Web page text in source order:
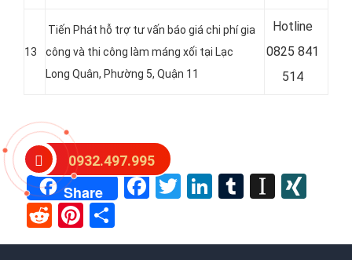
13
Tiến Phát hỗ trợ tư vấn báo giá chi phí gia
công và thi công làm máng xối tại Lạc
Long Quân, Phường 5, Quận 11
Hotline
0825 841
514
Post Views: 33
Share Facebook
TwitterLinkedIn
Tumblr
RedditPinterest
0932.497.995